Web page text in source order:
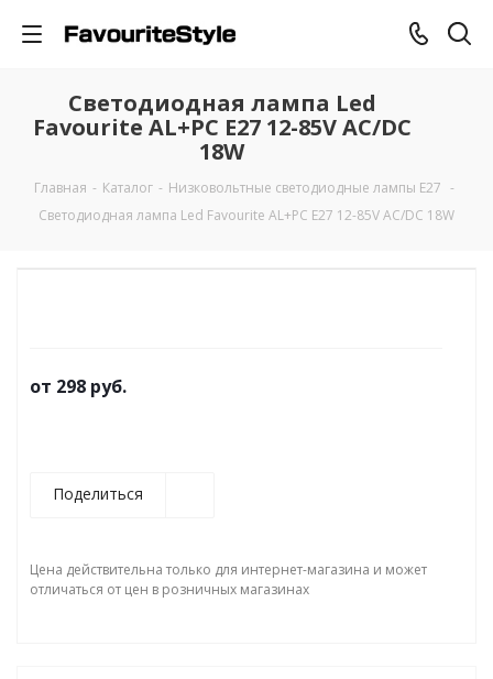
Светодиодная лампа Led
Favourite AL+PC E27 12-85V AC/DC
18W
Главная - Каталог - Низковольтные светодиодные лампы E27 -
Светодиодная лампа Led Favourite AL+PC E27 12-85V AC/DC 18W
от 298 руб.
Поделиться
Цена действительна только для интернет-магазина и может
отличаться от цен в розничных магазинах